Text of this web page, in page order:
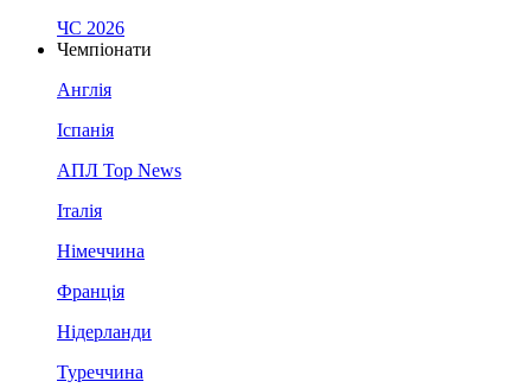
ЧС 2026
Чемпіонати
Англія
Іспанія
АПЛ Top News
Італія
Німеччина
Франція
Нідерланди
Туреччина